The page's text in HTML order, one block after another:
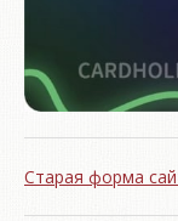
Старая форма